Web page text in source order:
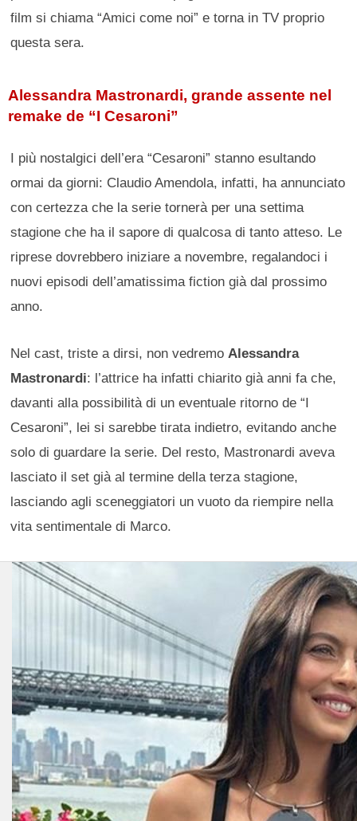
film si chiama “Amici come noi” e torna in TV proprio
questa sera.
Alessandra Mastronardi, grande assente nel
remake de “I Cesaroni”
I più nostalgici dell’era “Cesaroni” stanno esultando
ormai da giorni: Claudio Amendola, infatti, ha annunciato
con certezza che la serie tornerà per una settima
stagione che ha il sapore di qualcosa di tanto atteso. Le
riprese dovrebbero iniziare a novembre, regalandoci i
nuovi episodi dell’amatissima fiction già dal prossimo
anno.
Nel cast, triste a dirsi, non vedremoAlessandra
Mastronardi: l’attrice ha infatti chiarito già anni fa che,
davanti alla possibilità di un eventuale ritorno de “I
Cesaroni”, lei si sarebbe tirata indietro, evitando anche
solo di guardare la serie. Del resto, Mastronardi aveva
lasciato il set già al termine della terza stagione,
lasciando agli sceneggiatori un vuoto da riempire nella
vita sentimentale di Marco.